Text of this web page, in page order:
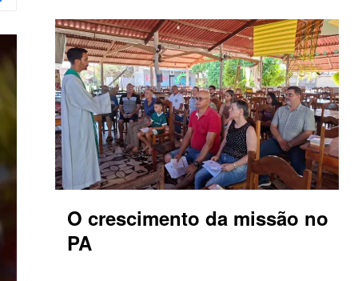
O crescimento da missão no
PA